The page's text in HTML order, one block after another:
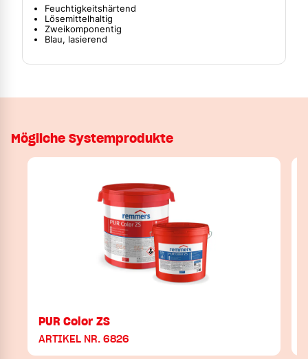
Feuchtigkeitshärtend
Lösemittelhaltig
Zweikomponentig
Blau, lasierend
Mögliche Systemprodukte
PUR Color ZS
ARTIKEL NR. 6826